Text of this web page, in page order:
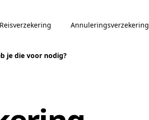
Reisverzekering Annuleringsverzekering
je die voor nodig?